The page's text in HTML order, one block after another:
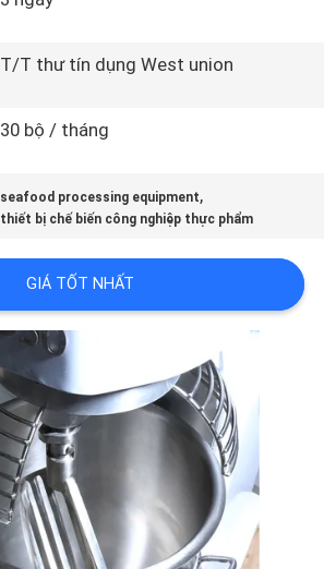
T/T thư tín dụng West union
30 bộ / tháng
seafood processing equipment,
thiết bị chế biến công nghiệp thực phẩm
GIÁ TỐT NHẤT